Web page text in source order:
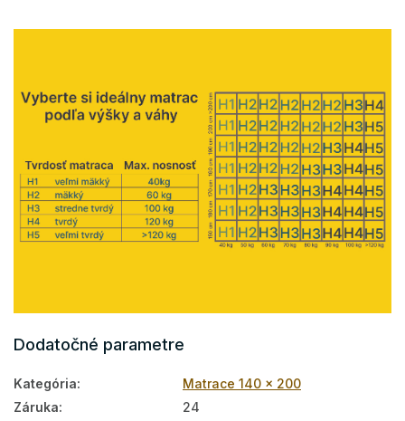
Dodatočné parametre
Kategória:
Matrace 140 x 200
Záruka:
24